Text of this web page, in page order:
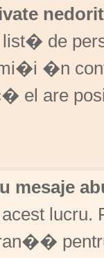
de
�n
el are
mesaje
lucru.